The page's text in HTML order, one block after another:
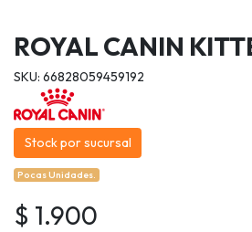
ROYAL CANIN
SKU: 66828059459192
Stock por sucursal
Pocas Unidades.
$ 1.900